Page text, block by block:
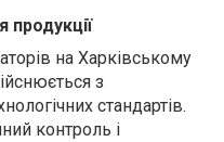
продукції
на Харківському
з
стандартів.
контроль і